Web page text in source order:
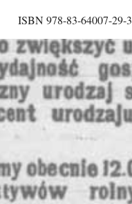
ISBN 978-83-64007-29-3